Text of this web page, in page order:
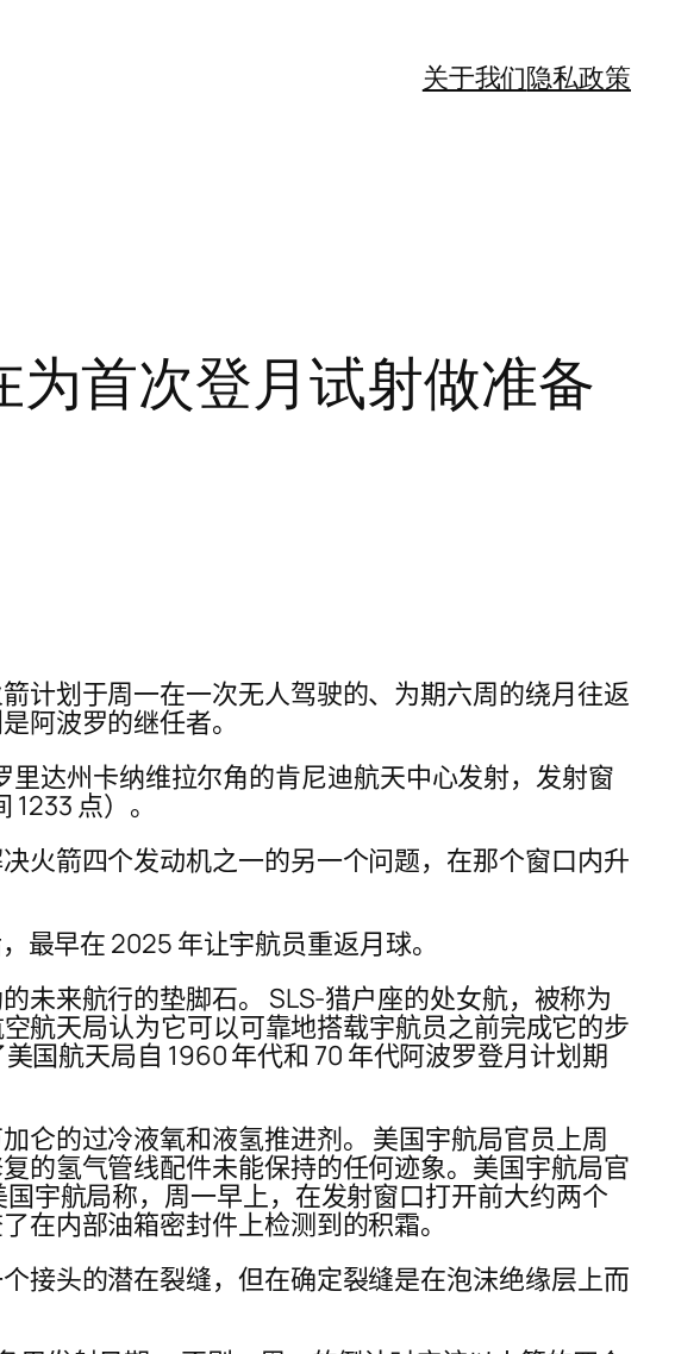
关于我们隐私政策
首次登月试射做准备
计划于周一在一次无人驾驶的、为期六周的绕月往返
阿波罗的继任者。
达州卡纳维拉尔角的肯尼迪航天中心发射，发射窗
点）。
火箭四个发动机之一的另一个问题，在那个窗口内升
最早在 2025 年让宇航员重返月球。
未来航行的垫脚石。 SLS-猎户座的处女航，被称为
航天局认为它可以可靠地搭载宇航员之前完成它的步
国航天局自 1960 年代和 70 年代阿波罗登月计划期
仑的过冷液氧和液氢推进剂。 美国宇航局官员上周
的氢气管线配件未能保持的任何迹象。美国宇航局官
宇航局称，周一早上，在发射窗口打开前大约两个
在内部油箱密封件上检测到的积霜。
接头的潜在裂缝，但在确定裂缝是在泡沫绝缘层上而